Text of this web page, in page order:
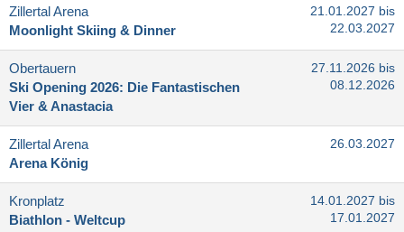
Zillertal Arena
Moonlight Skiing & Dinner
21.01.2027 bis
22.03.2027
Obertauern
Ski Opening 2026: Die Fantastischen
Vier & Anastacia
27.11.2026 bis
08.12.2026
Zillertal Arena
Arena König
26.03.2027
Kronplatz
Biathlon - Weltcup
14.01.2027 bis
17.01.2027